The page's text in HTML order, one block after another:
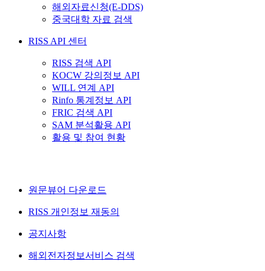
해외자료신청(E-DDS)
중국대학 자료 검색
RISS API 센터
RISS 검색 API
KOCW 강의정보 API
WILL 연계 API
Rinfo 통계정보 API
FRIC 검색 API
SAM 분석활용 API
활용 및 참여 현황
원문뷰어 다운로드
RISS 개인정보 재동의
공지사항
해외전자정보서비스 검색